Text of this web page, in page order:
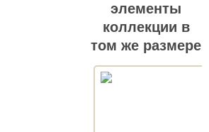
элементы
коллекции в
том же размере